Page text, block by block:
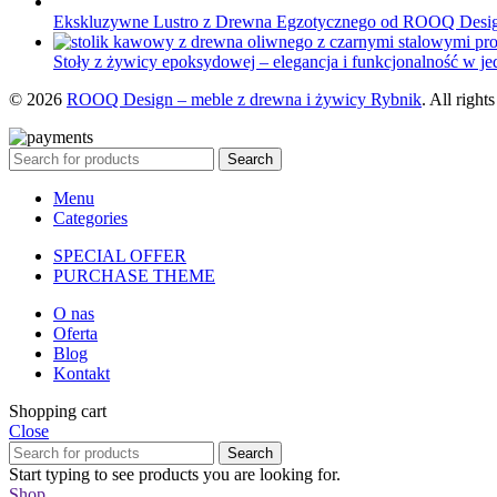
Ekskluzywne Lustro z Drewna Egzotycznego od ROOQ
Stoły z żywicy epoksydowej – elegancja i funkcjonalność w
© 2026 ROOQ Design – meble z drewna i żywicy Rybnik. All rights
Search
Menu
Categories
SPECIAL OFFER
PURCHASE THEME
O nas
Oferta
Blog
Kontakt
Shopping cart
Close
Search
Start typing to see products you are looking for.